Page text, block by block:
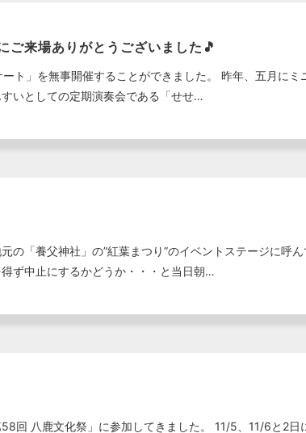
ご来場ありがとうございました🎵
ト」を無事開催することができました。 昨年、五月に
いとしての定期演奏会である「せせ…
の「養父神社」の”紅葉まつり”のイベントステージに呼
ず中止にするかどうか・・・と当日朝…
回 八鹿文化祭」に参加してきました。 11/5、11/6と2日